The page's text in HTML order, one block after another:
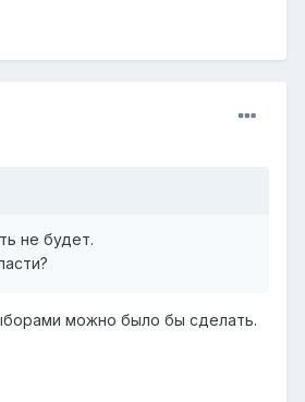
не будет.
можно было бы сделать.